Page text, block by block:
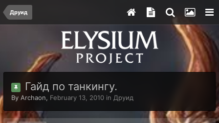
Друид
Гайд по танкингу.
By Archaon, February 13, 2010 in Друид